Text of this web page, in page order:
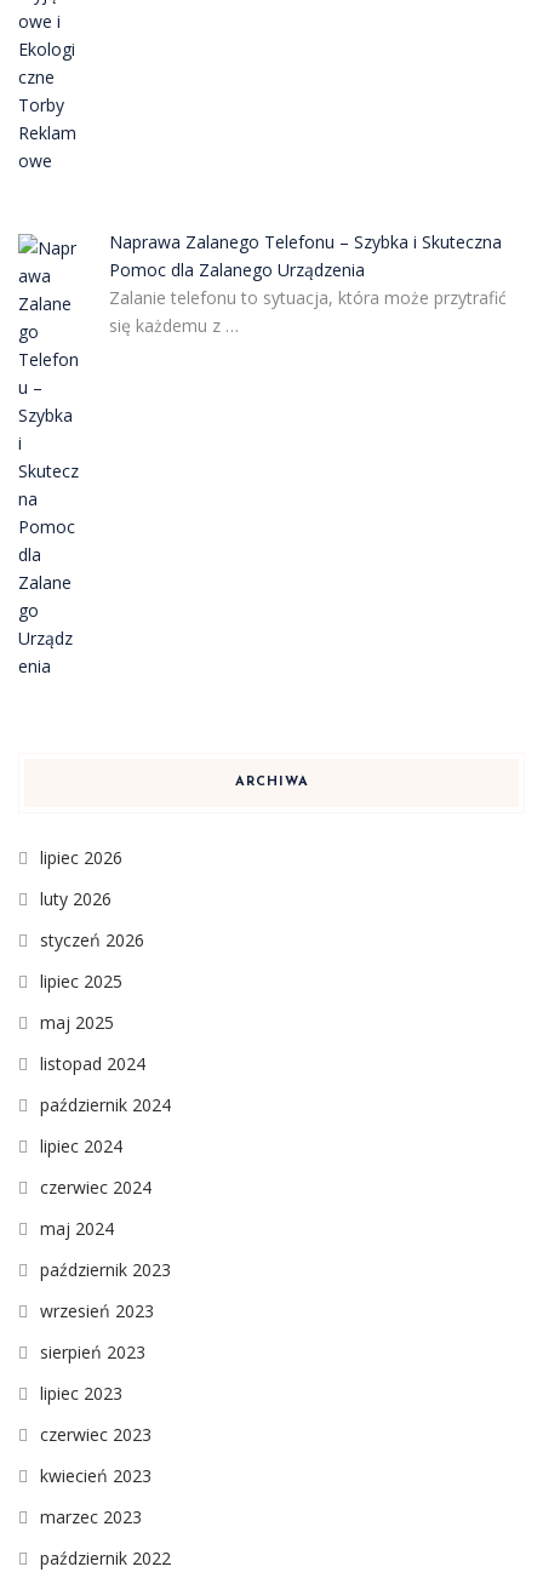
Naprawa Zalanego Telefonu – Szybka i Skuteczna
Pomoc dla Zalanego Urządzenia
Zalanie telefonu to sytuacja, która może przytrafić
się każdemu z …
ARCHIWA
lipiec 2026
luty 2026
styczeń 2026
lipiec 2025
maj 2025
listopad 2024
październik 2024
lipiec 2024
czerwiec 2024
maj 2024
październik 2023
wrzesień 2023
sierpień 2023
lipiec 2023
czerwiec 2023
kwiecień 2023
marzec 2023
październik 2022